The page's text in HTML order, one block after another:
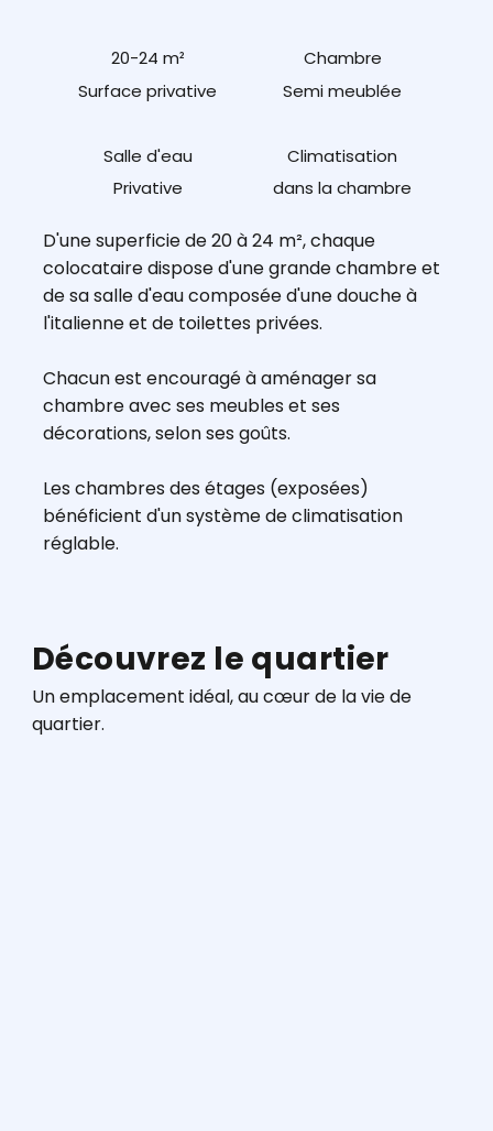
20-24 m²
Surface privative
Chambre
Semi meublée
Salle d'eau
Privative
Climatisation
dans la chambre
D'une superficie de 20 à 24 m², chaque
colocataire dispose d'une grande chambre et
de sa salle d'eau composée d'une douche à
l'italienne et de toilettes privées.
Chacun est encouragé à aménager sa
chambre avec ses meubles et ses
décorations, selon ses goûts.
Les chambres des étages (exposées)
bénéficient d'un système de climatisation
réglable.
Découvrez le quartier
Un emplacement idéal, au cœur de la vie de
quartier.